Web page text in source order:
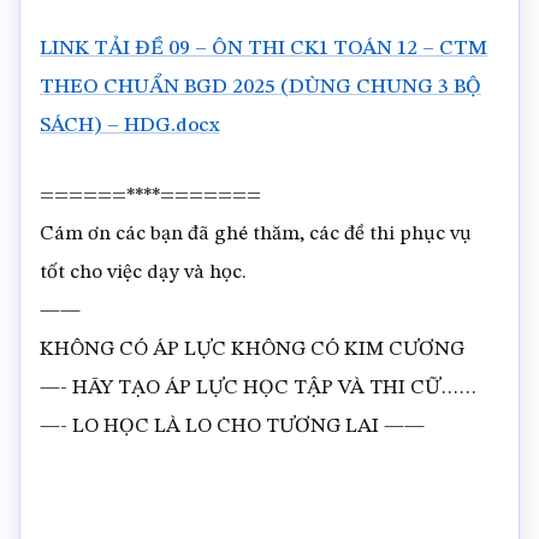
LINK TẢI ĐỀ 09 – ÔN THI CK1 TOÁN 12 – CTM
THEO CHUẨN BGD 2025 (DÙNG CHUNG 3 BỘ
SÁCH) – HDG.docx
======****=======
Cám ơn các bạn đã ghé thăm, các đề thi phục vụ
tốt cho việc dạy và học.
——
KHÔNG CÓ ÁP LỰC KHÔNG CÓ KIM CƯƠNG
—- HÃY TẠO ÁP LỰC HỌC TẬP VÀ THI CỮ……
—- LO HỌC LÀ LO CHO TƯƠNG LAI ——